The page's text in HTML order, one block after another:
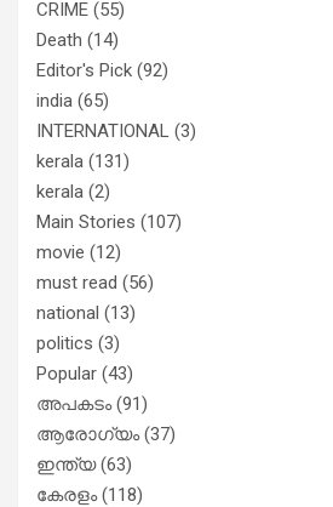
CRIME (55)
Death (14)
Editor's Pick (92)
india (65)
INTERNATIONAL (3)
kerala (131)
kerala (2)
Main Stories (107)
movie (12)
must read (56)
national (13)
politics (3)
Popular (43)
അപകടം(91)
ആരോഗ്യം(37)
ഇന്ത്യ(63)
കേരളം(118)